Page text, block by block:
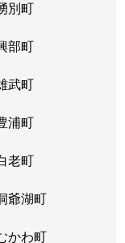
別町
部町
武町
浦町
老町
爺湖町
かわ町